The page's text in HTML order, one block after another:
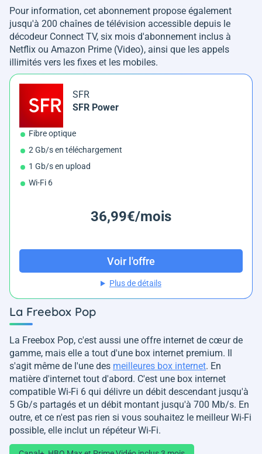
Pour information, cet abonnement propose également
jusqu'à 200 chaînes de télévision accessible depuis le
décodeur Connect TV, six mois d'abonnement inclus à
Netflix ou Amazon Prime (Video), ainsi que les appels
illimités vers les fixes et les mobiles.
SFR
SFR Power
Fibre optique
2 Gb/s en téléchargement
1 Gb/s en upload
Wi-Fi 6
36,99€/mois
Voir l'offre
Plus de détails
La Freebox Pop
La Freebox Pop, c'est aussi une offre internet de cœur de
gamme, mais elle a tout d'une box internet premium. Il
s'agit même de l'une des meilleures box internet. En
matière d'internet tout d'abord. C'est une box internet
compatible Wi-Fi 6 qui délivre un débit descendant jusqu'à
5 Gb/s partagés et un débit montant jusqu'à 700 Mb/s. En
outre, et ce n'est pas rien si vous souhaitez le meilleur Wi-Fi
possible, elle inclut un répéteur Wi-Fi.